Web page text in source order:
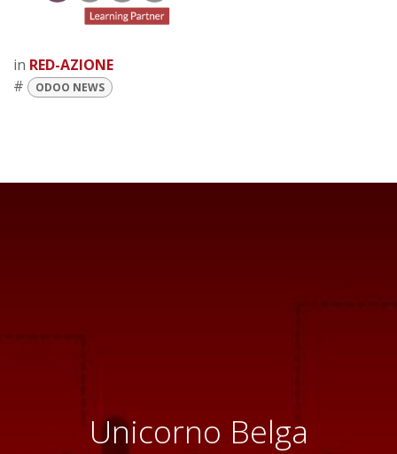
in RED-AZIONE
#
ODOO NEWS
Unicorno Belga